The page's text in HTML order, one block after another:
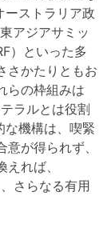
ストラリア政
アジアサミッ
）といった多
さかたりともお
らの枠組みは
ラルとは役割
な機構は、喫緊
が得られず、
れば、
さらなる有用